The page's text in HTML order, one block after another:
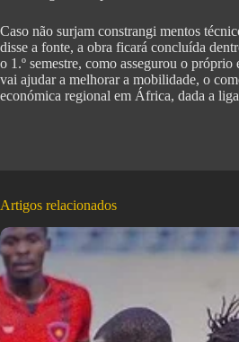
Caso não surjam constrangi mentos
disse a fonte, a obra ficará concluída
o 1.º semestre, como assegurou o
vai ajudar a melhorar a mobilidade, o
económica regional em África, dada a
Artigos relacionados